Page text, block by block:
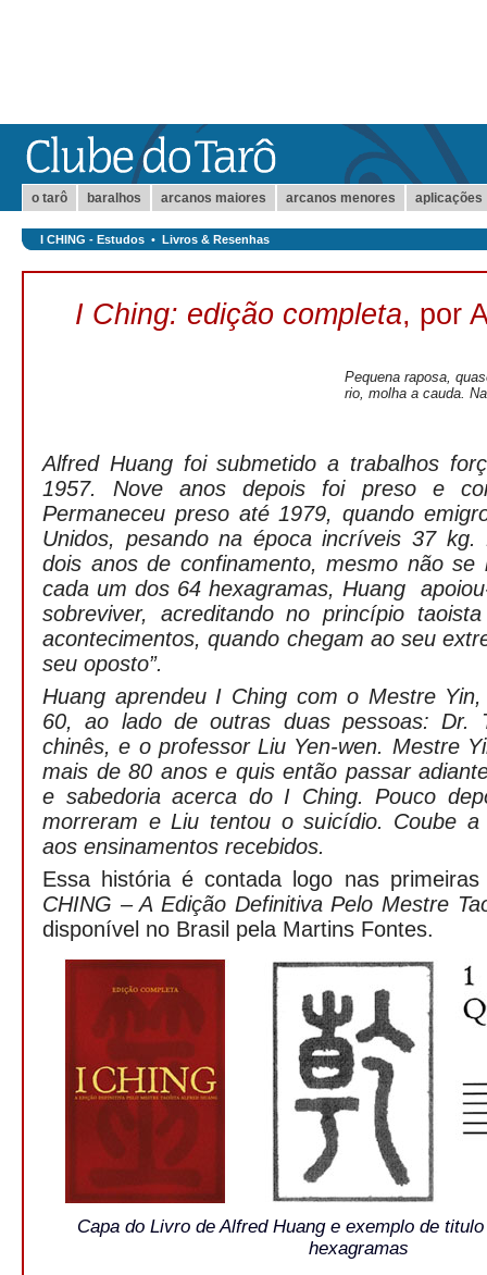
o tarô baralhos arcanos maiores arcanos menores aplicações
I CHING - Estudos • Livros & Resenhas
I Ching: edição completa, por
Pequena raposa,
rio, molha a cauda.
Alfred Huang foi submetido a trabalhos
1957. Nove anos depois foi preso e
Permaneceu preso até 1979, quando
Unidos, pesando na época incríveis 37
dois anos de confinamento, mesmo não se
cada um dos 64 hexagramas, Huang
sobreviver, acreditando no princípio
acontecimentos, quando chegam ao seu
seu oposto”.
Huang aprendeu I Ching com o Mestre
60, ao lado de outras duas pessoas: Dr.
chinês, e o professor Liu Yen-wen. Mestre
mais de 80 anos e quis então passar
e sabedoria acerca do I Ching. Pouco
morreram e Liu tentou o suicídio. Coube a
aos ensinamentos recebidos.
Essa história é contada logo nas
CHING – A Edição Definitiva Pelo Mestre
disponível no Brasil pela Martins Fontes.
Capa do Livro de Alfred Huang e exemplo de
hexagramas